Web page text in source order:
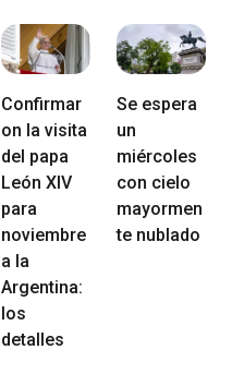
Confirmar
on la visita
del papa
León XIV
para
noviembre
a la
Argentina:
los
detalles
Se espera
un
miércoles
con cielo
mayormen
te nublado